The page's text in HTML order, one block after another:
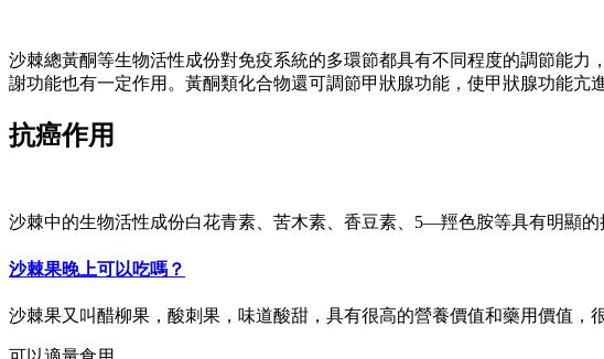
沙棘總黃酮等生物活性成份對免疫系統的多環節都具有不同程度的調節能
謝功能也有一定作用。黃酮類化合物還可調節甲狀腺功能，使甲狀腺功能亢
抗癌作用
沙棘中的生物活性成份白花青素、苦木素、香豆素、5—羥色胺等具有明顯的
沙棘果晚上可以吃嗎？
沙棘果又叫醋柳果，酸刺果，味道酸甜，具有很高的營養價值和藥用價值，